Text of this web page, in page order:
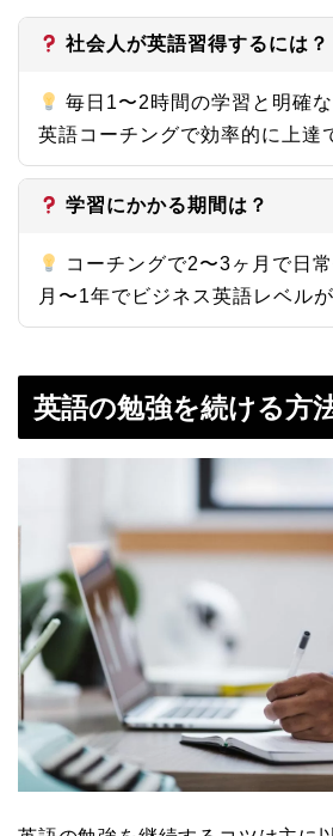
社会人が英語習得するには？
毎日1〜2時間の学習と明確
英語コーチングで効率的に上達
学習にかかる期間は？
コーチングで2〜3ヶ月で日
月〜1年でビジネス英語レベルが
英語の勉強を続ける方